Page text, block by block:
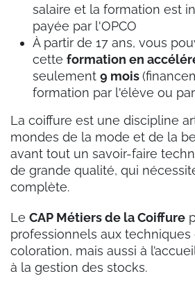
salaire et la formation est
payée par l'OPCO
À partir de 17 ans, vous
cette formation en
seulement 9 mois
formation par l'élève ou
La coiffure est une discipline
mondes de la mode et de la
avant tout un savoir-faire
de grande qualité, qui
complète.
Le CAP Métiers de la Coiffure
professionnels aux
coloration, mais aussi à
à la gestion des stocks.